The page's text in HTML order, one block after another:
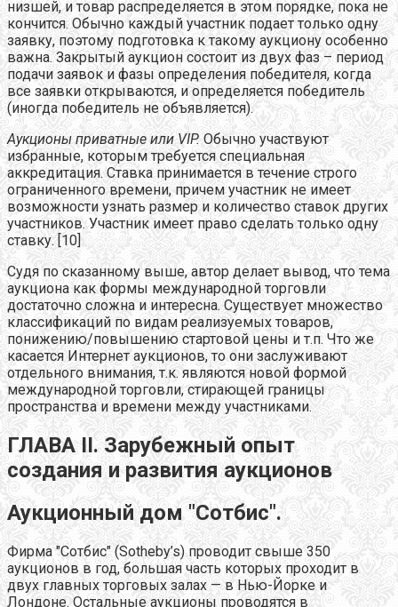
низшей, и товар распределяется в этом порядке, пока не
кончится. Обычно каждый участник подает только одну
заявку, поэтому подготовка к такому аукциону особенно
важна. Закрытый аукцион состоит из двух фаз – период
подачи заявок и фазы определения победителя, когда
все заявки открываются, и определяется победитель
(иногда победитель не объявляется).
Аукционы приватные или VIP. Обычно участвуют
избранные, которым требуется специальная
аккредитация. Ставка принимается в течение строго
ограниченного времени, причем участник не имеет
возможности узнать размер и количество ставок других
участников. Участник имеет право сделать только одну
ставку. [10]
Судя по сказанному выше, автор делает вывод, что тема
аукциона как формы международной торговли
достаточно сложна и интересна. Существует множество
классификаций по видам реализуемых товаров,
понижению/повышению стартовой цены и т.п. Что же
касается Интернет аукционов, то они заслуживают
отдельного внимания, т.к. являются новой формой
международной торговли, стирающей границы
пространства и времени между участниками.
ГЛАВА II. Зарубежный опыт
создания и развития аукционов
Аукционный дом "Сотбис".
Фирма "Сотбис" (Sotheby’s) проводит свыше 350
аукционов в год, большая часть которых проходит в
двух главных торговых залах — в Нью-Йорке и
Лондоне. Остальные аукционы проводятся в